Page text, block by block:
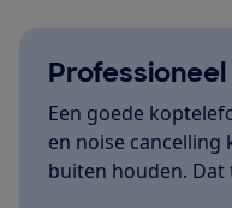
Een goede
en noise cancelling
buiten houden. Dat